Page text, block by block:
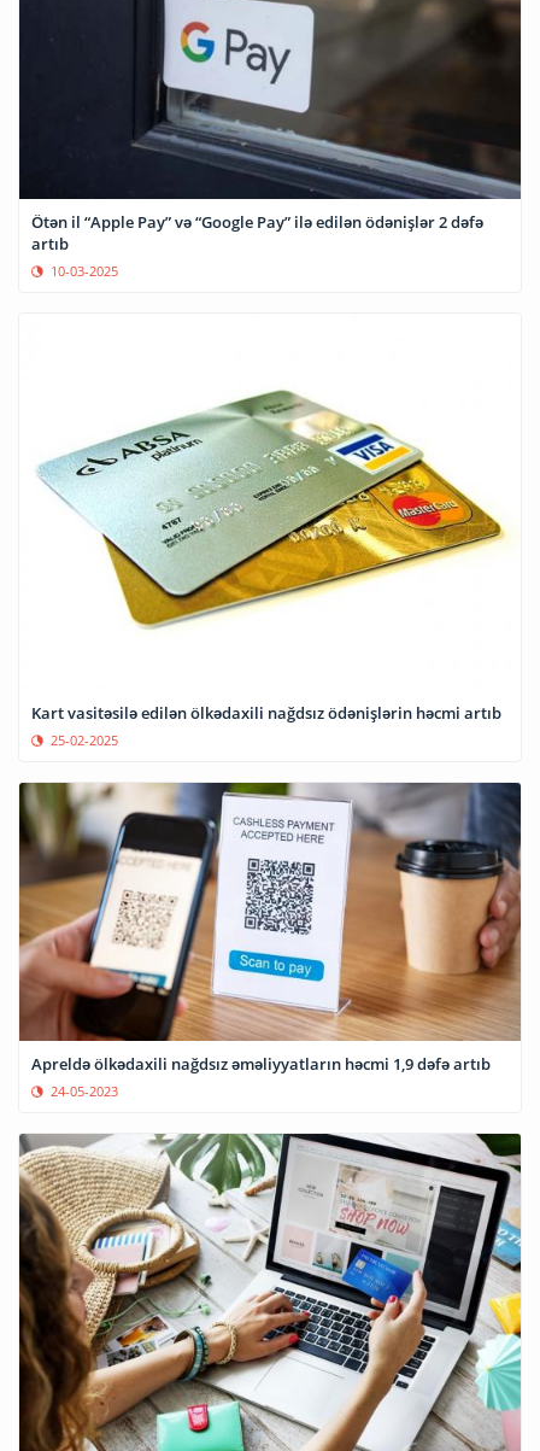
Ötən il “Apple Pay” və “Google Pay” ilə edilən ödənişlər 2 dəfə
artıb
10-03-2025
Kart vasitəsilə edilən ölkədaxili nağdsız ödənişlərin həcmi artıb
25-02-2025
Apreldə ölkədaxili nağdsız əməliyyatların həcmi 1,9 dəfə artıb
24-05-2023